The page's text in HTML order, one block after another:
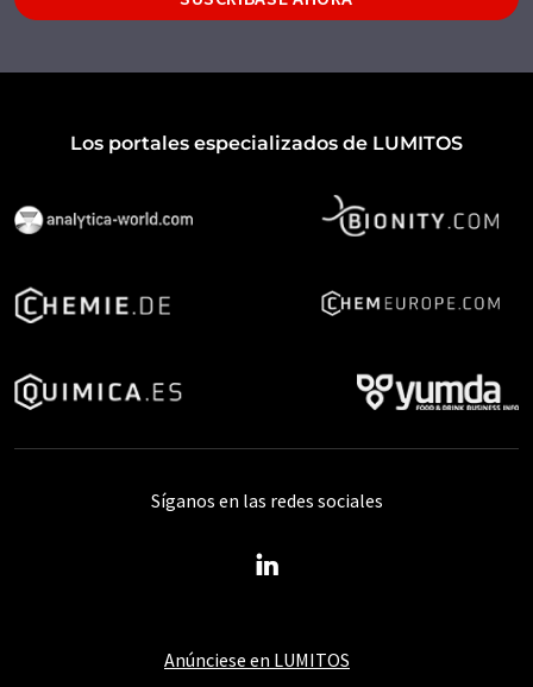
Los portales especializados de LUMITOS
Anúnciese en LUMITOS
Síganos en las redes sociales